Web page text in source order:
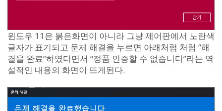
윈도우 11은 붉은화면이 아니라 그냥 제어판에서 노란색
글자가 표기되고 문제 해결을 누르면 아래처럼 처럼 “해
결을 완료”하였다면서 “정품 인증할 수 없습니다”라는 역
설적인 내용의 화면이 뜨게된다.